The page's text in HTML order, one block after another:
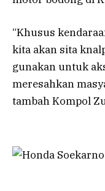
“Khusus
kita akan sita
gunakan untuk
meresahkan
tambah Kompol